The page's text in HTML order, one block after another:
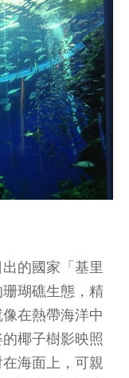
的國家「基里
瑚礁生態，精
在熱帶海洋中
椰子樹影映照
海面上，可親